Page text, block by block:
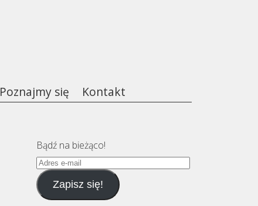
Poznajmy się Kontakt
Bądź na bieżąco!
Adres
e-
mailZapisz się!